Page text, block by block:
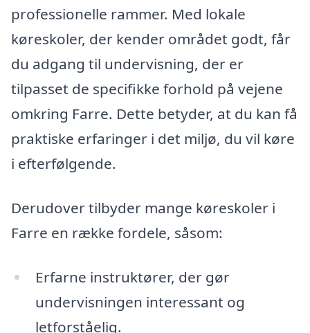
professionelle rammer. Med lokale
køreskoler, der kender området godt, får
du adgang til undervisning, der er
tilpasset de specifikke forhold på vejene
omkring Farre. Dette betyder, at du kan få
praktiske erfaringer i det miljø, du vil køre
i efterfølgende.
Derudover tilbyder mange køreskoler i
Farre en række fordele, såsom:
Erfarne instruktører, der gør
undervisningen interessant og
letforståelig.